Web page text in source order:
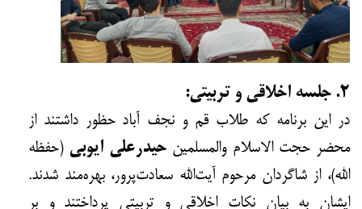
۲. جلسه اخلاقی و تربیتی:
در این برنامه که طلاب قم و نجف آباد حظور داشتند از
محضر حجت الاسلام والمسلمین حیدرعلی ایوبی(حفظه
الله)، از شاگردان مرحوم آیت‌الله سعادت‌پرور، بهره‌مند شدند.
ایشان به بیان نکات اخلاقی و تربیتی پرداختند و بر